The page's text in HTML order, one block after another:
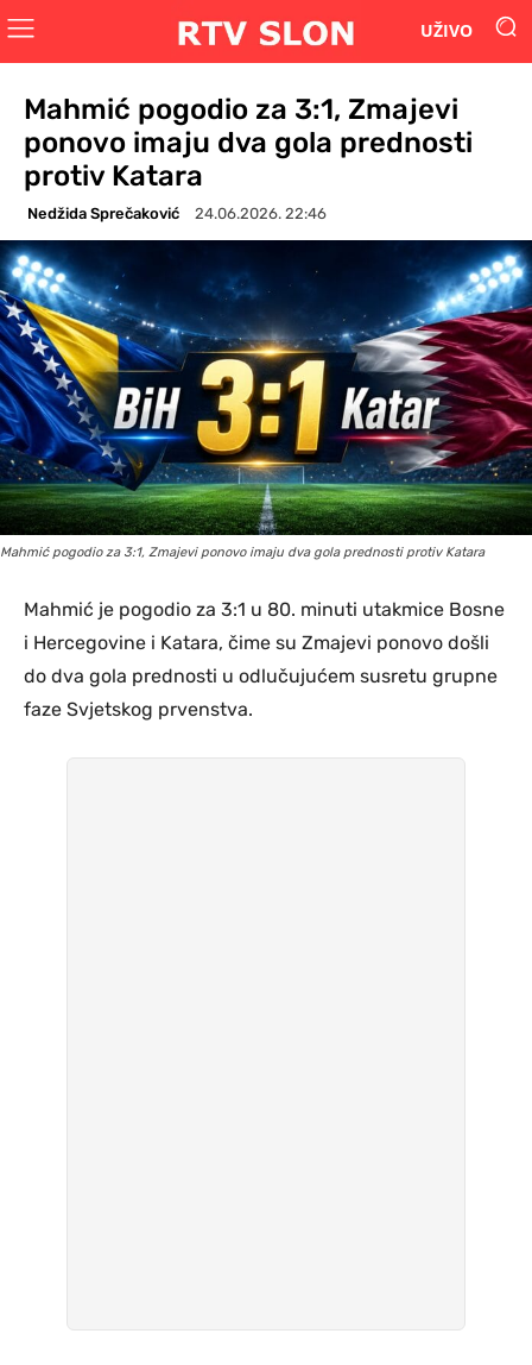
UŽIVO
Mahmić pogodio za 3:1, Zmajevi
ponovo imaju dva gola prednosti
protiv Katara
Nedžida Sprečaković 24.06.2026. 22:46
Mahmić pogodio za 3:1, Zmajevi ponovo imaju dva gola prednosti protiv Katara
Mahmić je pogodio za 3:1 u 80. minuti utakmice Bosne
i Hercegovine i Katara, čime su Zmajevi ponovo došli
do dva gola prednosti u odlučujućem susretu grupne
faze Svjetskog prvenstva.